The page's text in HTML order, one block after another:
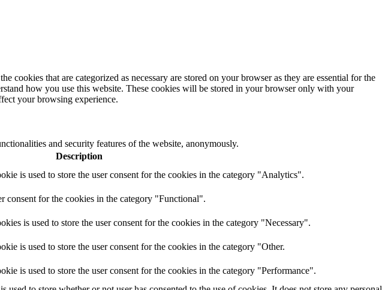
that are categorized as necessary are stored on your browser as they are essential for the
how you use this website. These cookies will be stored in your browser only with your
your browsing experience.
and security features of the website, anonymously.
Description
is used to store the user consent for the cookies in the category "Analytics".
consent for the cookies in the category "Functional".
is used to store the user consent for the cookies in the category "Necessary".
is used to store the user consent for the cookies in the category "Other.
is used to store the user consent for the cookies in the category "Performance".